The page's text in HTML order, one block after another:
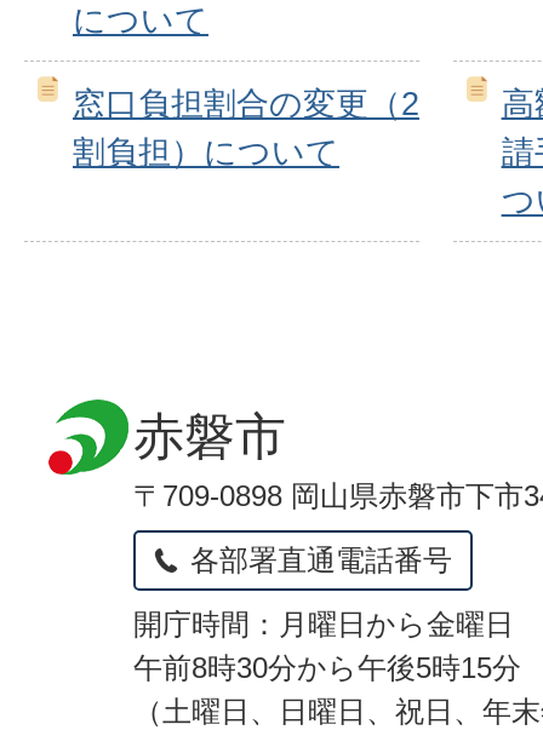
について
窓口負担割合の変更（2
割負担）について
高
請
赤磐市
〒709-0898 岡山県赤磐市下市
各部署直通電話番号
開庁時間：月曜日から金曜日
午前8時30分から午後5時15分
（土曜日、日曜日、祝日、年